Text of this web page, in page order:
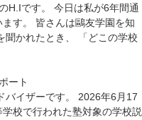
H.Iです。 今日は私が6年間通
す。 皆さんは鷗友学園を知
聞かれたとき、 「どこの学校
ート
バイザーです。 2026年6月17
校で行われた塾対象の学校説